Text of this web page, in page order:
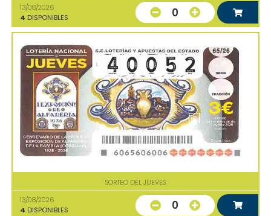
13/08/2026
4 DISPONIBLES 0
SORTEO DEL JUEVES
13/08/2026
4 DISPONIBLES 0